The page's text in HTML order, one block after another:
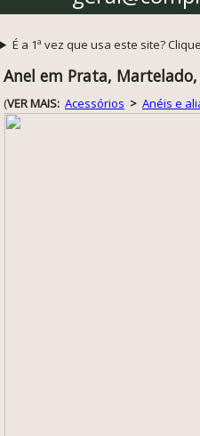
É a 1ª vez que usa este site?
Anel em Prata,
(VER MAIS: Acessórios > Anéis e